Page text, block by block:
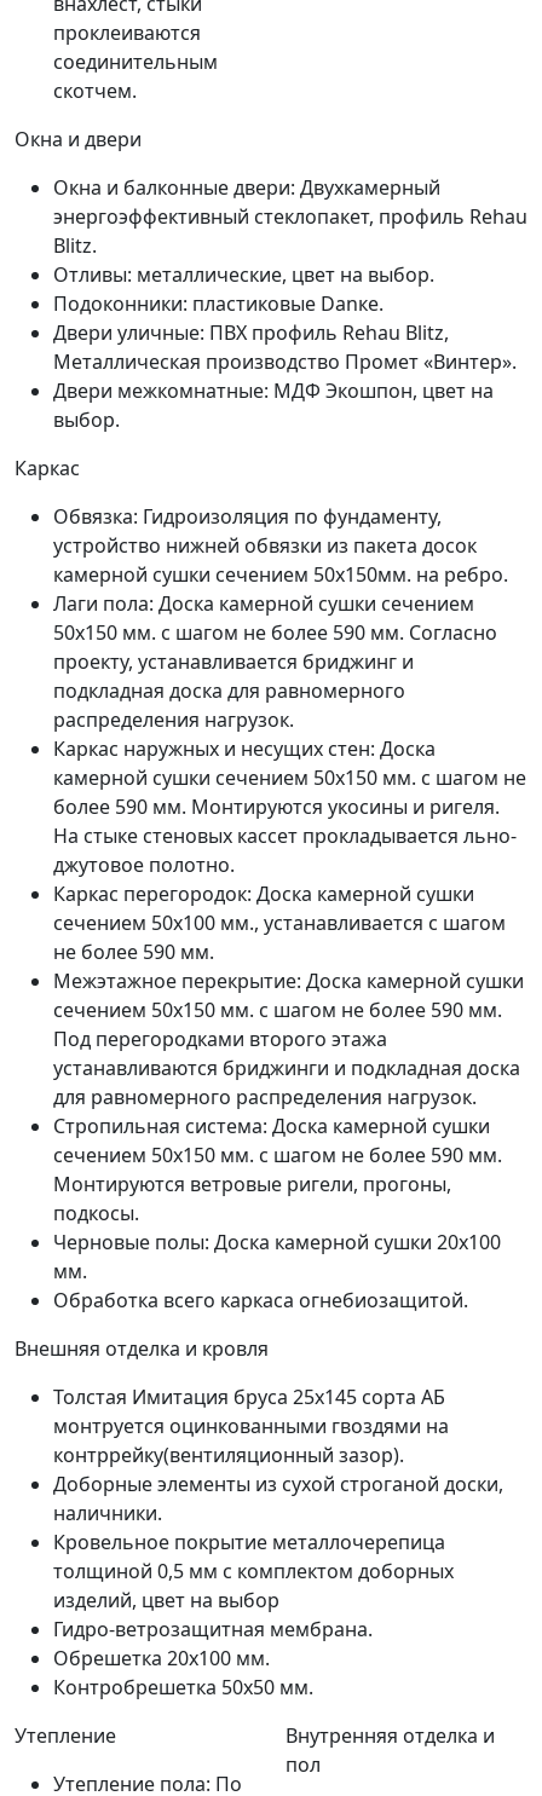
проклеиваются
соединительным
скотчем.
Окна и двери
Окна и балконные двери: Двухкамерный
энергоэффективный стеклопакет, профиль Rehau
Blitz.
Отливы: металлические, цвет на выбор.
Подоконники: пластиковые Danкe.
Двери уличные: ПВХ профиль Rehau Blitz,
Металлическая производство Промет «Винтер».
Двери межкомнатные: МДФ Экошпон, цвет на
выбор.
Каркас
Обвязка: Гидроизоляция по фундаменту,
устройство нижней обвязки из пакета досок
камерной сушки сечением 50х150мм. на ребро.
Лаги пола: Доска камерной сушки сечением
50х150 мм. с шагом не более 590 мм. Согласно
проекту, устанавливается бриджинг и
подкладная доска для равномерного
распределения нагрузок.
Каркас наружных и несущих стен: Доска
камерной сушки сечением 50х150 мм. с шагом не
более 590 мм. Монтируются укосины и ригеля.
На стыке стеновых кассет прокладывается льно-
джутовое полотно.
Каркас перегородок: Доска камерной сушки
сечением 50х100 мм., устанавливается с шагом
не более 590 мм.
Межэтажное перекрытие: Доска камерной сушки
сечением 50х150 мм. с шагом не более 590 мм.
Под перегородками второго этажа
устанавливаются бриджинги и подкладная доска
для равномерного распределения нагрузок.
Стропильная система: Доска камерной сушки
сечением 50х150 мм. с шагом не более 590 мм.
Монтируются ветровые ригели, прогоны,
подкосы.
Черновые полы: Доска камерной сушки 20х100
мм.
Обработка всего каркаса огнебиозащитой.
Внешняя отделка и кровля
Толстая Имитация бруса 25х145 сорта АБ
монтруется оцинкованными гвоздями на
контррейку(вентиляционный зазор).
Доборные элементы из сухой строганой доски,
наличники.
Кровельное покрытие металлочерепица
толщиной 0,5 мм с комплектом доборных
изделий, цвет на выбор
Гидро-ветрозащитная мембрана.
Обрешетка 20х100 мм.
Контробрешетка 50x50 мм.
Утепление
Утепление пола: По
Внутренняя отделка и
пол